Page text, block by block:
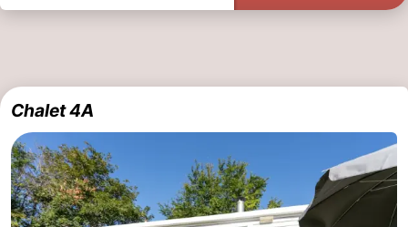
Chalet 4A